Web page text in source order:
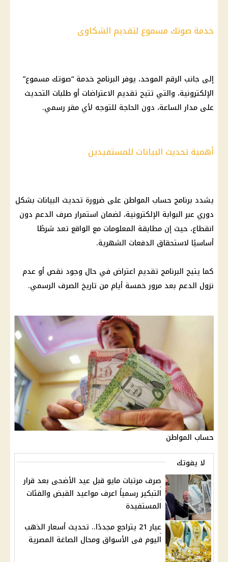
خدمة صوتك مسموع لتقديم الشكاوى
إلى جانب الرقم الموحد، يوفر البرنامج خدمة “صوتك مسموع”
الإلكترونية، والتي تتيح تقديم الاعتراضات أو طلبات التحديث
على مدار الساعة، دون الحاجة للتوجه لأي مقر رسمي.
أهمية تحديث البيانات للمستفيدين
يشدد برنامج حساب المواطن على ضرورة تحديث البيانات بشكل
دوري عبر البوابة الإلكترونية، لضمان استمرار صرف الدعم دون
انقطاع، حيث إن مطابقة المعلومات مع الواقع تعد شرطًا
أساسيًا لاستحقاق الدفعات الشهرية.
كما يتيح البرنامج تقديم اعتراض في حال وجود نقص أو عدم
نزول الدعم بعد مرور خمسة أيام من تاريخ الصرف الرسمي.
حساب المواطن
لا يفوتك
صرف مرتبات مايو قبل عيد الأضحى بعد قرار
التبكير رسمياً اعرف مواعيد القبض والفئات
المستفيدة
عيار 21 يتراجع مجددًا.. تحديث أسعار الذهب
اليوم فى الأسواق ومحال الصاغة المصرية